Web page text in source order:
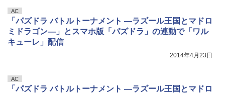
AC
「パズドラ バトルトーナメント ―ラズール王国とマドロ
ミドラゴン―」とスマホ版「パズドラ」の連動で「ワル
キューレ」配信
2014年4月23日
AC
「パズドラ バトルトーナメント ―ラズール王国とマドロ